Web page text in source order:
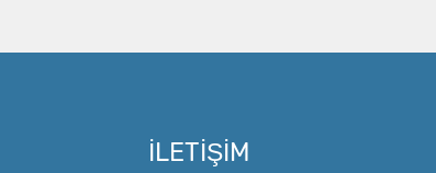
İLETİŞİM